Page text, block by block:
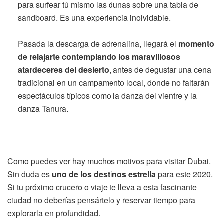
para surfear tú mismo las dunas sobre una tabla de
sandboard. Es una experiencia inolvidable.
Pasada la descarga de adrenalina, llegará el momento
de relajarte contemplando los maravillosos
atardeceres del desierto, antes de degustar una cena
tradicional en un campamento local, donde no faltarán
espectáculos típicos como la danza del vientre y la
danza Tanura.
Como puedes ver hay muchos motivos para visitar Dubai.
Sin duda es uno de los destinos estrellapara este 2020.
Si tu próximo crucero o viaje te lleva a esta fascinante
ciudad no deberías pensártelo y reservar tiempo para
explorarla en profundidad.